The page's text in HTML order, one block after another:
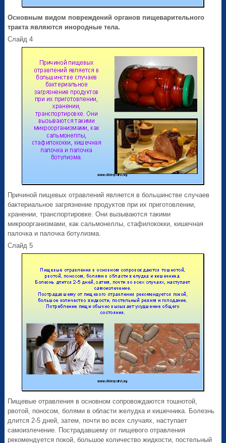
Основным видом повреждений органов пищеварительного
тракта являются инородные тела.
Слайд 4
Причиной пищевых отравлений является в большинстве случаев
бактериальное загрязнение продуктов при их приготовлении,
хранении, транспортировке. Они вызываются такими
микроорганизмами, как сальмонеллы, стафилококки, кишечная
палочка и палочка ботулизма.
Слайд 5
Пищевые отравления в основном сопровождаются тошнотой,
рвотой, поносом, болями в области желудка и кишечника. Болезнь
длится 2-5 дней, затем, почти во всех случаях, наступает
самоизлечение. Пострадавшему от пищевого отравления
рекомендуется покой, большое количество жидкости, постельный